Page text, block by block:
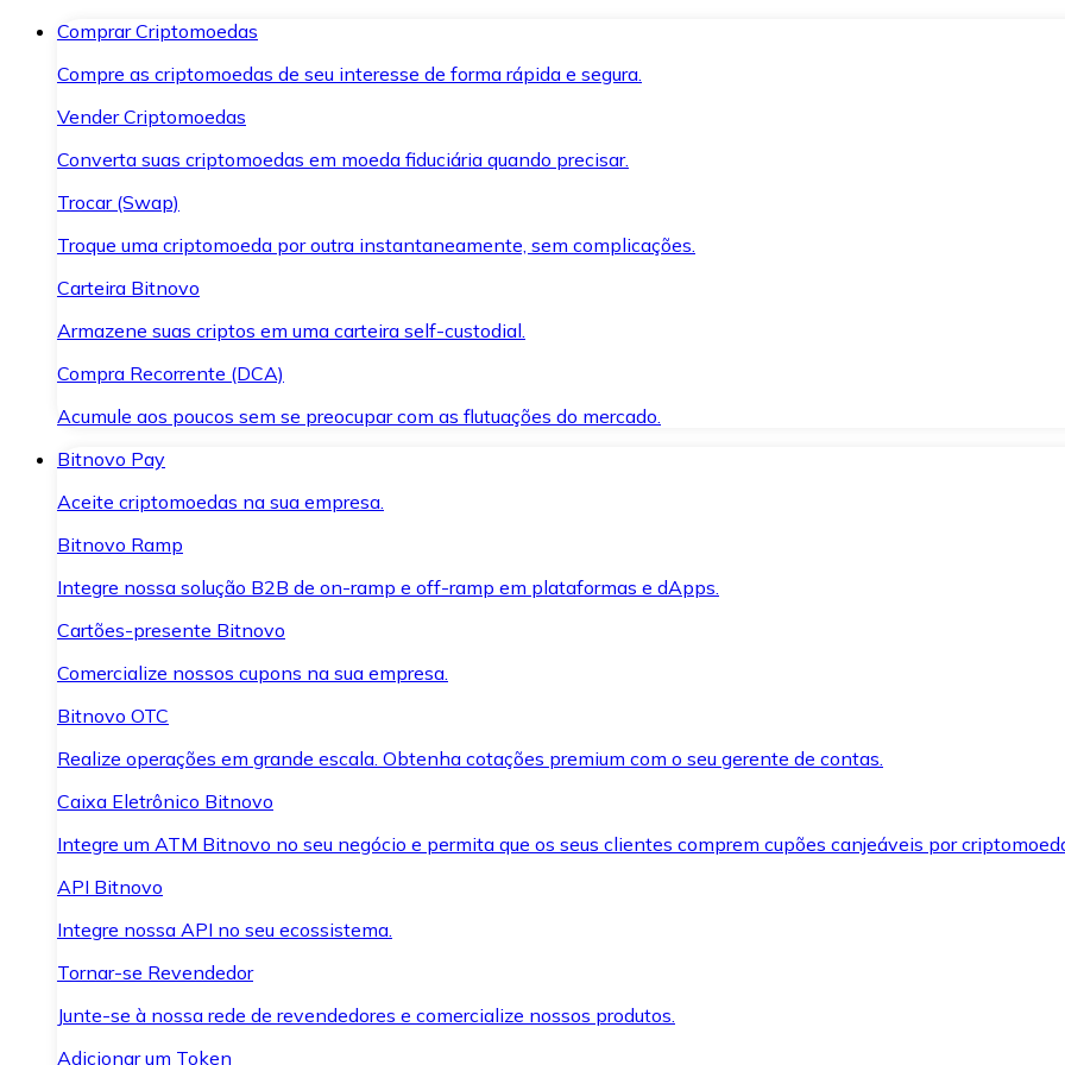
Comprar Criptomoedas
Compre as criptomoedas de seu interesse de forma rápida e segura.
Vender Criptomoedas
Converta suas criptomoedas em moeda fiduciária quando precisar.
Trocar (Swap)
Troque uma criptomoeda por outra instantaneamente, sem complicações.
Carteira Bitnovo
Armazene suas criptos em uma carteira self-custodial.
Compra Recorrente (DCA)
Acumule aos poucos sem se preocupar com as flutuações do mercado.
Bitnovo Pay
Aceite criptomoedas na sua empresa.
Bitnovo Ramp
Integre nossa solução B2B de on-ramp e off-ramp em plataformas e dApps.
Cartões-presente Bitnovo
Comercialize nossos cupons na sua empresa.
Bitnovo OTC
Realize operações em grande escala. Obtenha cotações premium com o seu gerente de contas.
Caixa Eletrônico Bitnovo
Integre um ATM Bitnovo no seu negócio e permita que os seus clientes comprem cupões canjeáveis por
API Bitnovo
Integre nossa API no seu ecossistema.
Tornar-se Revendedor
Junte-se à nossa rede de revendedores e comercialize nossos produtos.
Adicionar um Token